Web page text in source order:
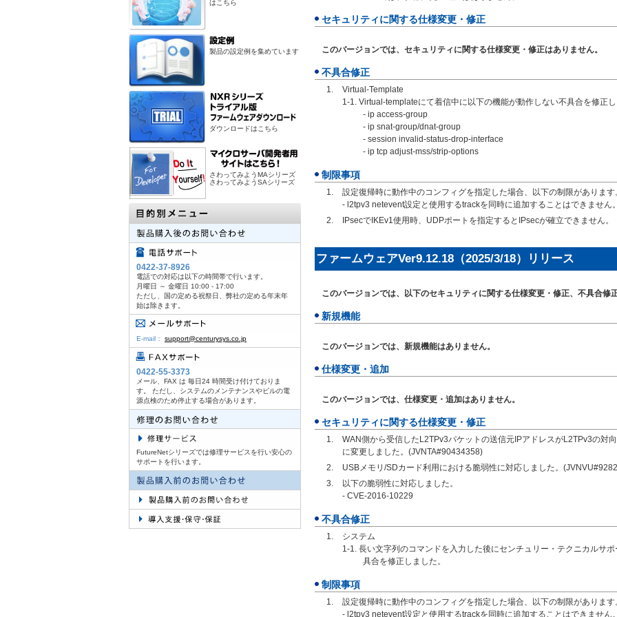
セキュリティに関する仕様変更・修正
このバージョンでは、セキュリティに関する仕様変更・修正はありません。
不具合修正
Virtual-Template
1-1. Virtual-templateにて着信中に以下の機能が動作しない不具合を修正し
- ip access-group
- ip snat-group/dnat-group
- session invalid-status-drop-interface
- ip tcp adjust-mss/strip-options
制限事項
設定復帰時に動作中のコンフィグを指定した場合、以下の制限があります
- l2tpv3 netevent設定と使用するtrackを同時に追加することはできません。
IPsecでIKEv1使用時、UDPポートを指定するとIPsecが確立できません。
ファームウェアVer9.12.18（2025/3/18）リリース
このバージョンでは、以下のセキュリティに関する仕様変更・修正、不具合修
新規機能
このバージョンでは、新規機能はありません。
仕様変更・追加
このバージョンでは、仕様変更・追加はありません。
セキュリティに関する仕様変更・修正
WAN側から受信したL2TPv3パケットの送信元IPアドレスがL2TPv3の対
に変更しました。(JVNTA#90434358)
USBメモリ/SDカード利用における脆弱性に対応しました。
以下の脆弱性に対応しました。
- CVE-2016-10229
不具合修正
システム
1-1. 長い文字列のコマンドを入力した後にセンチュリー・テクニカルサ
具合を修正しました。
制限事項
設定復帰時に動作中のコンフィグを指定した場合、以下の制限があります
- l2tpv3 netevent設定と使用するtrackを同時に追加することはできません。
はこちら
製品の設定例を集めています
ダウンロードはこちら
さわってみようMAシリーズ
さわってみようSAシリーズ
0422-37-8926
電話での対応は以下の時間帯で行います。
月曜日 ～ 金曜日 10:00 - 17:00
ただし、国の定める祝祭日、弊社の定める年末年
始は除きます。
E-mail： support@centurysys.co.jp
0422-55-3373
メール、FAX は 毎日24 時間受け付けておりま
す。 ただし、システムのメンテナンスやビルの電
源点検のため停止する場合があります。
FutureNetシリーズでは修理サービスを行い安心の
サポートを行います。